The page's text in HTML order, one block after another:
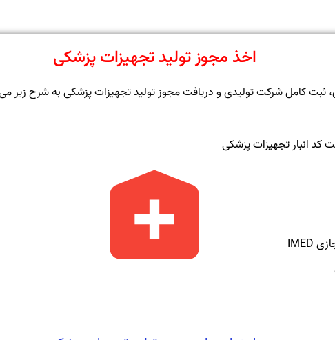
اخذ مجوز تولید تجهیزات پزشکی
کامل شرکت تولیدی و دریافت مجوز تولید تجهیزات پزشکی به شرح زیر
کد انبار تجهیزات پزشکی
IMED